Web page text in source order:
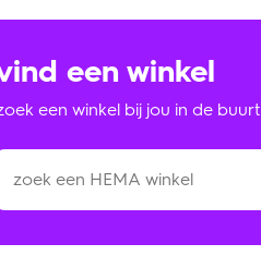
spelen.een winkel
een winkel bij jou in de buurt